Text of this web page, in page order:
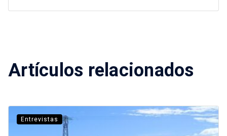
Artículos relacionados
Entrevistas